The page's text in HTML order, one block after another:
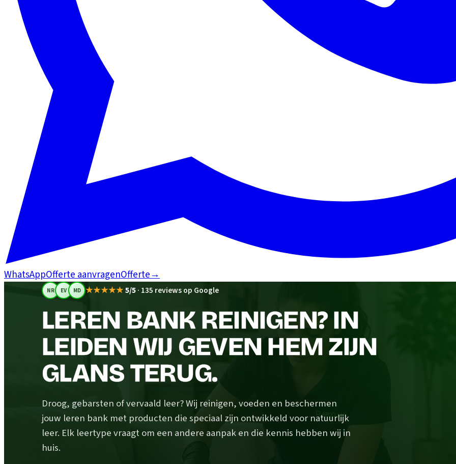
WhatsAppOfferte aanvragenOfferte→
NR EV MD ★★★★★5/5· 135 reviews op Google
LEREN BANK REINIGEN? IN
LEIDEN WIJ GEVEN HEM ZIJN
GLANS TERUG.
Droog, gebarsten of vervaald leer? Wij reinigen, voeden en beschermen
jouw leren bank met producten die speciaal zijn ontwikkeld voor natuurlijk
leer. Elk leertype vraagt om een andere aanpak en die kennis hebben wij in
huis.